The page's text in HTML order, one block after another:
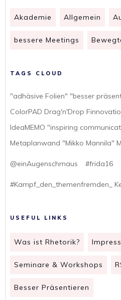
Akademie Allgemein
bessere Meetings
TAGS CLOUD
"adhäsive Folien" "besser
ColorPAD Drag'n'Drop
IdeaMEMO "inspiring
Metaplanwand "Mikko Mannila"
@einAugenschmaus #frida16
#Kampf_den_themenfremden_
USEFUL LINKS
Was ist Rhetorik?
Seminare & Workshops
Besser Präsentieren